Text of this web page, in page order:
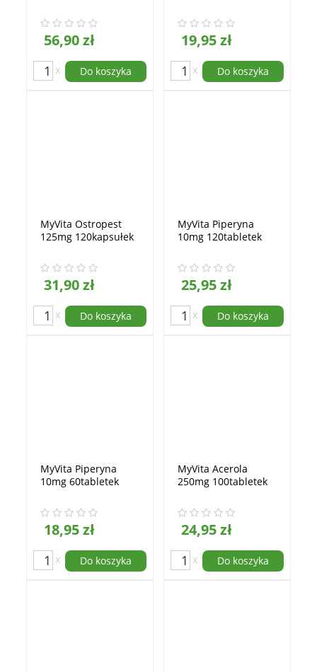
56,90 zł
x Do koszyka
19,95 zł
x Do koszyka
MyVita Ostropest
125mg 120kapsułek
31,90 zł
x Do koszyka
MyVita Piperyna
10mg 120tabletek
25,95 zł
x Do koszyka
MyVita Piperyna
10mg 60tabletek
18,95 zł
x Do koszyka
MyVita Acerola
250mg 100tabletek
24,95 zł
x Do koszyka